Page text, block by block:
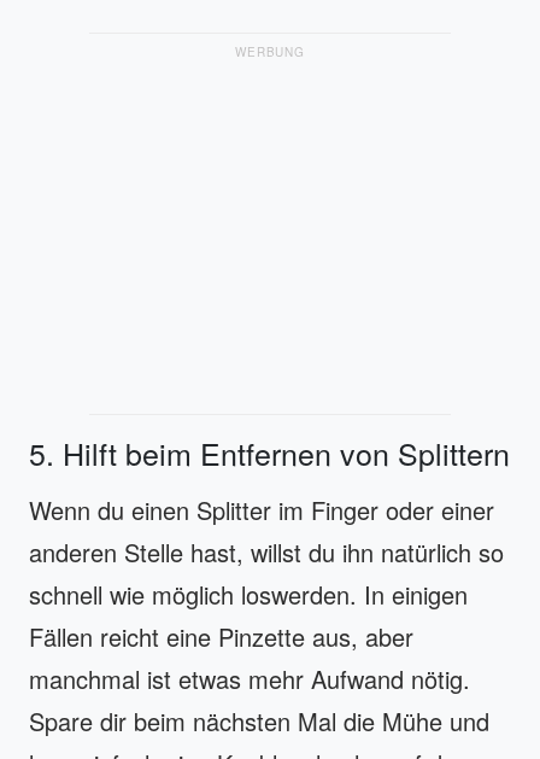
WERBUNG
5. Hilft beim Entfernen von Splittern
Wenn du einen Splitter im Finger oder einer
anderen Stelle hast, willst du ihn natürlich so
schnell wie möglich loswerden. In einigen
Fällen reicht eine Pinzette aus, aber
manchmal ist etwas mehr Aufwand nötig.
Spare dir beim nächsten Mal die Mühe und